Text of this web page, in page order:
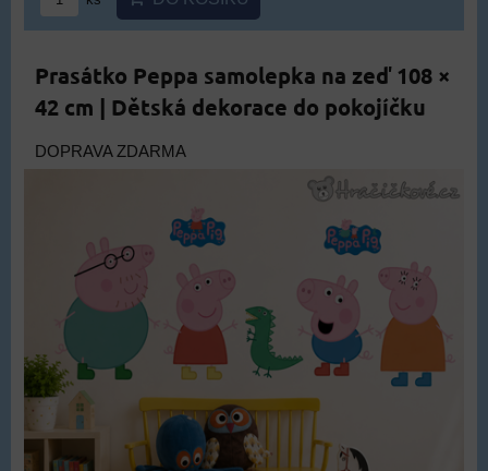
Prasátko Peppa samolepka na zeď 108 ×
42 cm | Dětská dekorace do pokojíčku
DOPRAVA ZDARMA